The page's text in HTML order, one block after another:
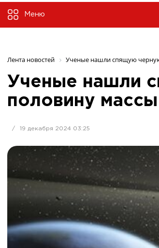
Меню
Лента новостей Ученые нашли спящую
Ученые нашли
половину массы
/ 19 декабря 2024 03:25